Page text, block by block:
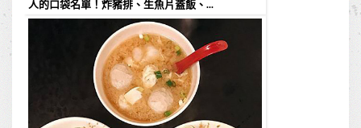
人的口袋名單！炸豬排、生魚片蓋飯、...